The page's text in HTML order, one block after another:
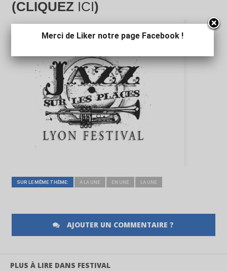
(CLIQUEZ ICI)
SUR LE MÊME THÈME: A LA UNE EN UNE LA UNE
AJOUTER UN COMMENTAIRE ?
PLUS À LIRE DANS FESTIVAL
Merci de Liker notre page Facebook !